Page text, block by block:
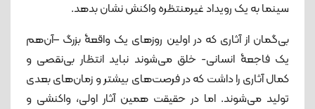
سینما به یک رویداد غیرمنتظره واکنش نشان بدهد.
بی‌گمان از آثاری که در اولین روزهای یک واقعۀ بزرگ –آن‌هم
یک فاجعۀ انسانی- خلق می‌شوند نباید انتظار بی‌نقصی و
کمال آثاری را داشت که در فرصت‌های بیشتر و زمان‌های بعدی
تولید می‌شوند. اما در حقیقت همین آثار اولی، واکنشی و